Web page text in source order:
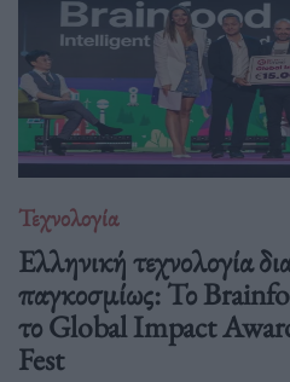
Τεχνολογία
Ελληνική τεχνολογία
παγκοσμίως: Το
το Global Impact
Fest